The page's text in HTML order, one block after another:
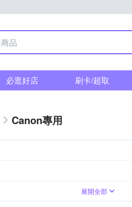
必逛好店 刷卡/超取
Canon專用
展開全部